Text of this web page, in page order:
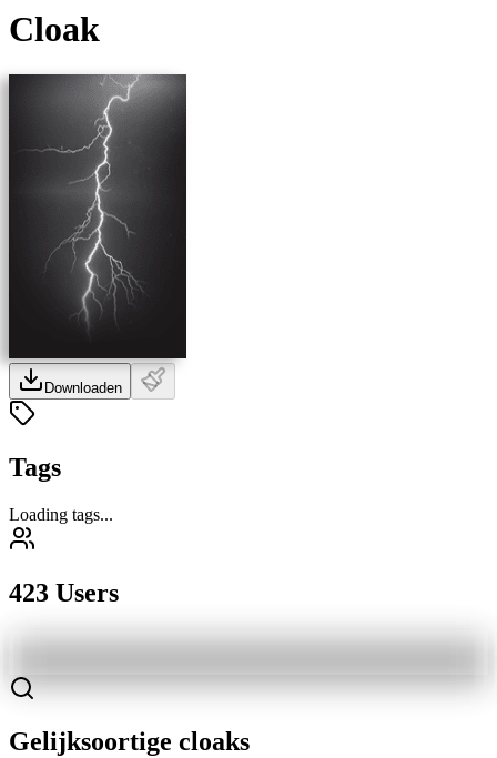
Cloak
Downloaden
Tags
Loading tags...
423 Users
Gelijksoortige cloaks